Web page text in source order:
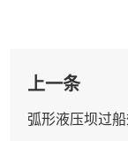
上一条
弧形液压坝过